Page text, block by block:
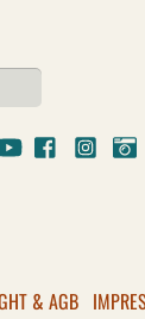
YoutubeFacebook
& AGB